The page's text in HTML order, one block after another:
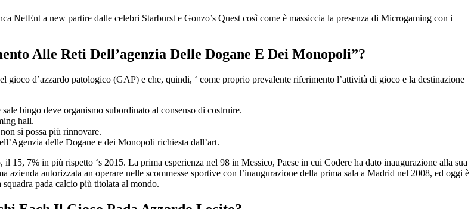
NetEnt a new partire dalle celebri Starburst e Gonzo’s Quest così come è massiccia la presenza di Microgaming con i
Alle Reti Dell’agenzia Delle Dogane E Dei Monopoli”?
gioco d’azzardo patologico (GAP) e che, quindi, ‘ come proprio prevalente riferimento l’attività di gioco e la destinazione
bingo deve organismo subordinato al consenso di costruire.
hall.
si possa più rinnovare.
delle Dogane e dei Monopoli richiesta dall’art.
15, 7% in più rispetto ‘s 2015. La prima esperienza nel 98 in Messico, Paese in cui Codere ha dato inaugurazione alla sua
azienda autorizzata an operare nelle scommesse sportive con l’inaugurazione della prima sala a Madrid nel 2008, ed oggi è
pada calcio più titolata al mondo.